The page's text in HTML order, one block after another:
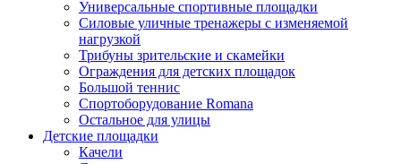
Универсальные спортивные площадки
Силовые уличные тренажеры с изменяемой
нагрузкой
Трибуны зрительские и скамейки
Ограждения для детских площадок
Большой теннис
Спортоборудование Romana
Остальное для улицы
Детские площадки
Качели